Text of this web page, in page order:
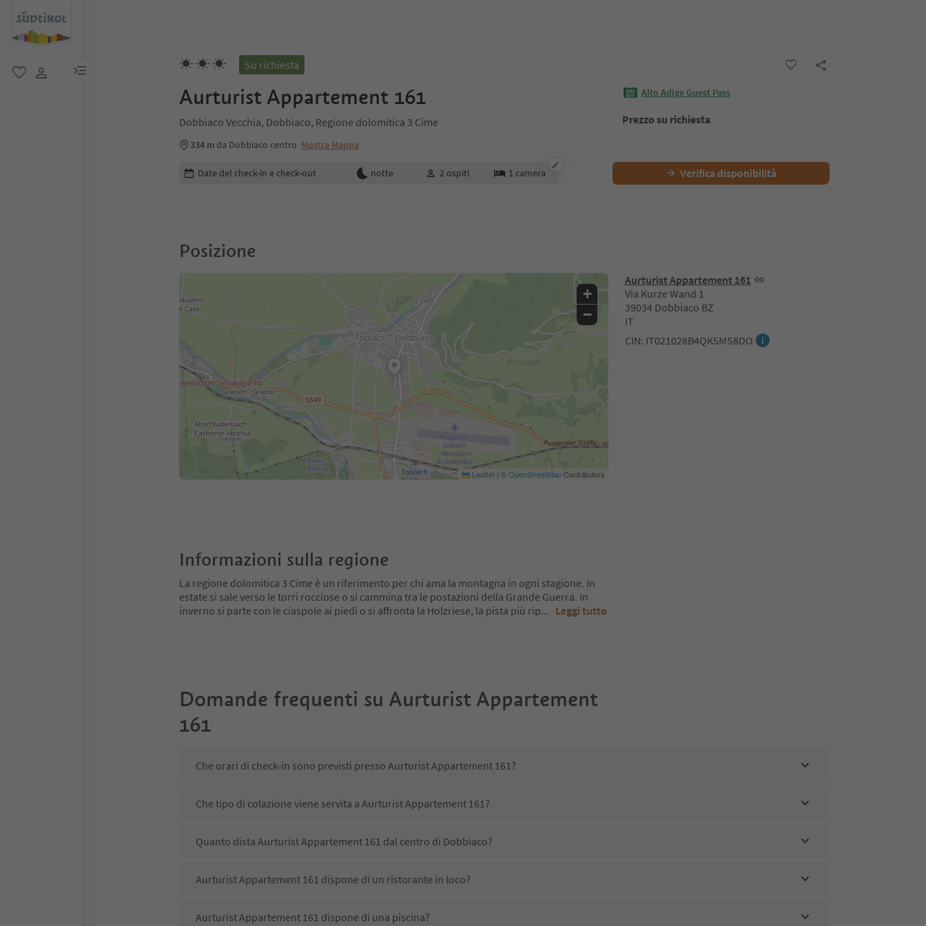
menu link Su richiesta
Aurturist Appartement 161
Dobbiaco Vecchia, Dobbiaco, Regione dolomitica 3 Cime
334 m da Dobbiaco centro Mostra Mappa
Alto Adige Guest Pass
Prezzo su richiesta
Modifica i dettagli della prenotazione
Date del check-in e check-out notte 2 ospiti 1 camera Verifica disponibilità
Posizione
Aurturist Appartement 161
Via Kurze Wand 1
39034 Dobbiaco BZ
IT
CIN: IT021028B4QK5MS8DO
+
−
Leaflet | ©OpenStreetMapContributors
Informazioni sulla regione
La regione dolomitica 3 Cime è un riferimento per chi ama la montagna in ogni stagione. In
estate si sale verso le torri rocciose o si cammina tra le postazioni della Grande Guerra. In
inverno si parte con le ciaspole ai piedi o si affronta la Holzriese, la pista più rip... Leggi tutto
Domande frequenti su Aurturist Appartement
161
Che orari di check-in sono previsti presso Aurturist Appartement 161?
Che tipo di colazione viene servita a Aurturist Appartement 161?
Quanto dista Aurturist Appartement 161 dal centro di Dobbiaco?
Aurturist Appartement 161 dispone di un ristorante in loco?
Aurturist Appartement 161 dispone di una piscina?